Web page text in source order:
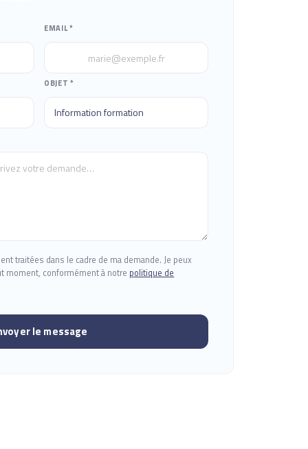
EMAIL *
OBJET *
traitées dans le cadre de ma demande. Je peux
moment, conformément à notre politique de